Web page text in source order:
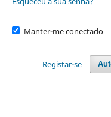
Manter-me conectado
Registar-se